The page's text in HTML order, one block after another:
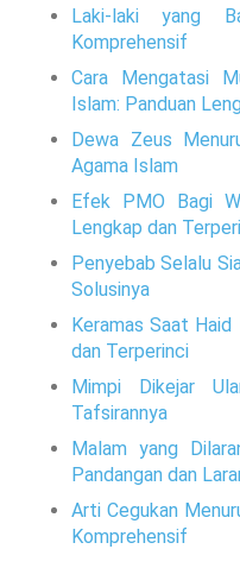
Laki-laki yang
Komprehensif
Cara Mengatasi
Islam: Panduan
Dewa Zeus
Agama Islam
Efek PMO Bagi
Lengkap dan
Penyebab Selalu
Solusinya
Keramas Saat
dan Terperinci
Mimpi Dikejar
Tafsirannya
Malam yang
Pandangan dan
Arti Cegukan
Komprehensif